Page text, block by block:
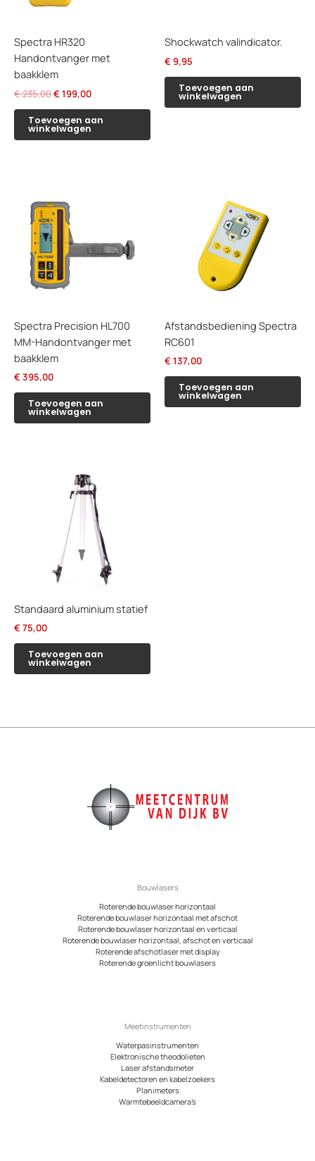
Spectra HR320
Handontvanger met
baakklem
€235,00Oorspronkelijke
was:
€ 235,00.
€ 199,00Huidige
is:
Toevoegen aan
winkelwagen
Shockwatch valindicator.
€ 9,95
Toevoegen aan
winkelwagen
Spectra Precision HL700
MM-Handontvanger met
baakklem
€ 395,00
Toevoegen aan
winkelwagen
Afstandsbediening Spectra
RC601
€ 137,00
Toevoegen aan
winkelwagen
Standaard aluminium statief
€ 75,00
Toevoegen aan
winkelwagen
Bouwlasers
Roterende bouwlaser horizontaal
Roterende bouwlaser horizontaal met afschot
Roterende bouwlaser horizontaal en verticaal
Roterende bouwlaser horizontaal, afschot en verticaal
Roterende afschotlaser met display
Roterende groenlicht bouwlasers
Meetinstrumenten
Waterpasinstrumenten
Elektronische theodolieten
Laser afstandsmeter
Kabeldetectoren en kabelzoekers
Planimeters
Warmtebeeldcamera’s